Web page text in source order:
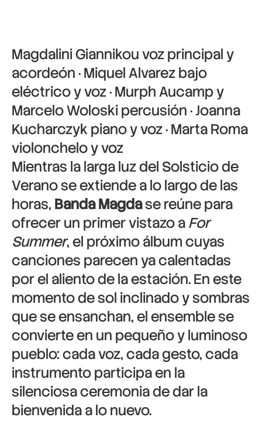
Magdalini Giannikouvoz principal y
acordeón ·Miquel Alvarezbajo
eléctrico y voz ·Murph Aucampy
Marcelo Woloskipercusión ·Joanna
Kucharczyk piano y voz ·Marta Roma
violonchelo y voz
Mientras la larga luz del Solsticio de
Verano se extiende a lo largo de las
horas, Banda Magdase reúne para
ofrecer un primer vistazo aFor
Summer, el próximo álbum cuyas
canciones parecen ya calentadas
por el aliento de la estación. En este
momento de sol inclinado y sombras
que se ensanchan, el ensemble se
convierte en un pequeño y luminoso
pueblo: cada voz, cada gesto, cada
instrumento participa en la
silenciosa ceremonia de dar la
bienvenida a lo nuevo.